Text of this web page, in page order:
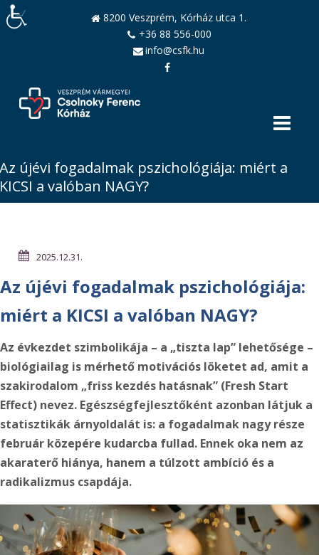
8200 Veszprém, Kórház utca 1.
+36 88 556-000
info@csfk.hu
újévi fogadalmak pszichológiája: miért a
a valóban NAGY?
2025.12.31.
Az újévi fogadalmak pszichológiája:
miért a KICSI a valóban NAGY?
Az évkezdet szimbolikája – a „tiszta lap” lehetősége –
biológiailag is mérhető motivációs löketet ad, amit a
szakirodalom „friss kezdés hatásnak” (Fresh Start
Effect) nevez. Egészségfejlesztőként azonban látjuk a
statisztikák árnyoldalát is: a fogadalmak nagy része
február közepére kudarcba fullad. Ennek oka nem az
akaraterő hiánya, hanem a túlzott ambíció és a
radikalizmus csapdája.